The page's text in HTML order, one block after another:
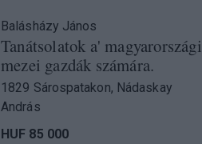
Balásházy János
Tanátsolatok a' magyarországi
mezei gazdák számára.
1829 Sárospatakon, Nádaskay
András
HUF 85 000